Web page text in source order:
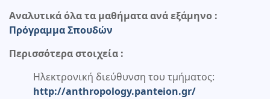
Αναλυτικά όλα τα μαθήματα ανά εξάμηνο :
Πρόγραμμα Σπουδών
Περισσότερα στοιχεία :
Ηλεκτρονική διεύθυνση του τμήματος:
http://anthropology.panteion.gr/